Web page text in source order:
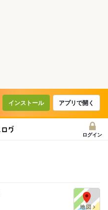
インストール アプリで開く
ログイン